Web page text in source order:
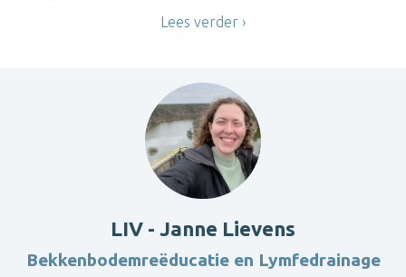
Lees verder
LIV - Janne Lievens
Bekkenbodemreëducatie en Lymfedrainage